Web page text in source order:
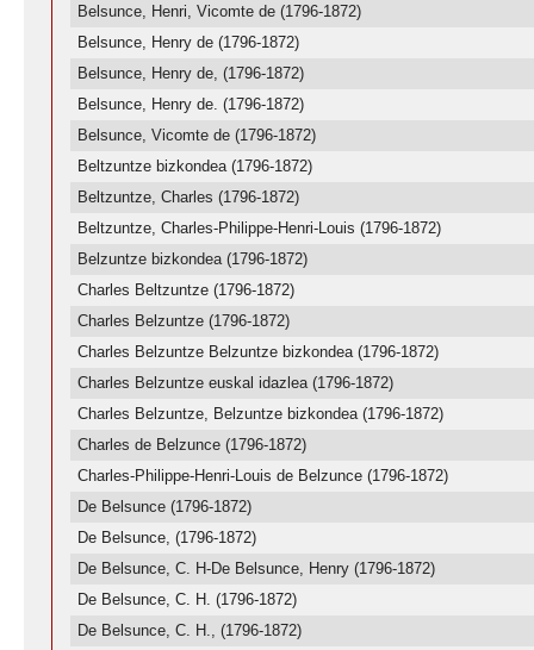
Belsunce, Henri, Vicomte de (1796-1872)
Belsunce, Henry de (1796-1872)
Belsunce, Henry de, (1796-1872)
Belsunce, Henry de. (1796-1872)
Belsunce, Vicomte de (1796-1872)
Beltzuntze bizkondea (1796-1872)
Beltzuntze, Charles (1796-1872)
Beltzuntze, Charles-Philippe-Henri-Louis (1796-1872)
Belzuntze bizkondea (1796-1872)
Charles Beltzuntze (1796-1872)
Charles Belzuntze (1796-1872)
Charles Belzuntze Belzuntze bizkondea (1796-1872)
Charles Belzuntze euskal idazlea (1796-1872)
Charles Belzuntze, Belzuntze bizkondea (1796-1872)
Charles de Belzunce (1796-1872)
Charles-Philippe-Henri-Louis de Belzunce (1796-1872)
De Belsunce (1796-1872)
De Belsunce, (1796-1872)
De Belsunce, C. H-De Belsunce, Henry (1796-1872)
De Belsunce, C. H. (1796-1872)
De Belsunce, C. H., (1796-1872)